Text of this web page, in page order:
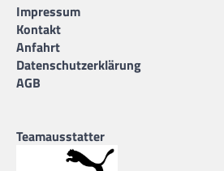
Impressum
Kontakt
Anfahrt
Datenschutzerklärung
AGB
Teamausstatter